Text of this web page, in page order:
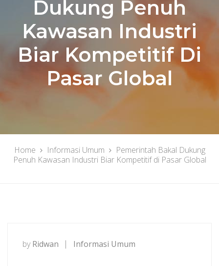
Dukung Penuh
Kawasan Industri
Biar Kompetitif Di
Pasar Global
Home Informasi Umum
Pemerintah Bakal Dukung
Penuh Kawasan Industri Biar Kompetitif di Pasar Global
by Ridwan Informasi Umum